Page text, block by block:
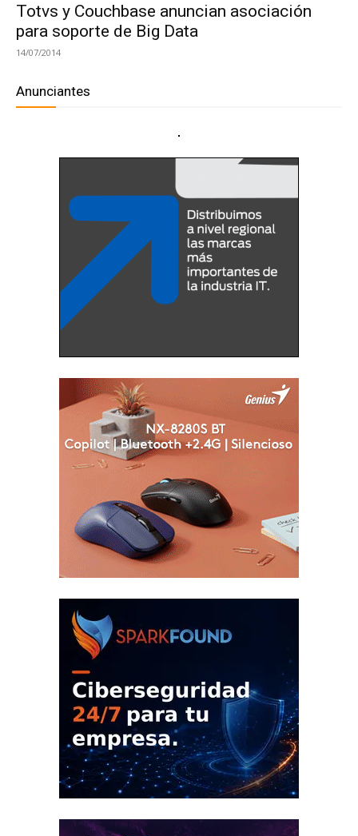
Totvs y Couchbase anuncian asociación
para soporte de Big Data
14/07/2014
Anunciantes